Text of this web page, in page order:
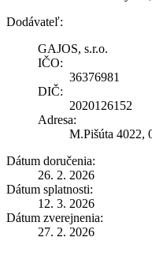
Dodávateľ:
GAJOS, s.r.o.
IČO:
36376981
DIČ:
2020126152
Adresa:
M.Pišúta 4022,
Dátum doručenia:
26. 2. 2026
Dátum splatnosti:
12. 3. 2026
Dátum zverejnenia:
27. 2. 2026